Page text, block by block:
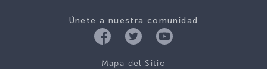
Únete a nuestra comunidad
Mapa del Sitio